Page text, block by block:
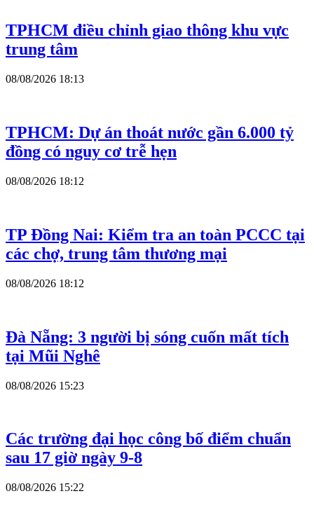
TPHCM điều chỉnh giao thông khu vực
trung tâm
08/08/2026 18:13
TPHCM: Dự án thoát nước gần 6.000 tỷ
đồng có nguy cơ trễ hẹn
08/08/2026 18:12
TP Đồng Nai: Kiểm tra an toàn PCCC tại
các chợ, trung tâm thương mại
08/08/2026 18:12
Đà Nẵng: 3 người bị sóng cuốn mất tích
tại Mũi Nghê
08/08/2026 15:23
Các trường đại học công bố điểm chuẩn
sau 17 giờ ngày 9-8
08/08/2026 15:22